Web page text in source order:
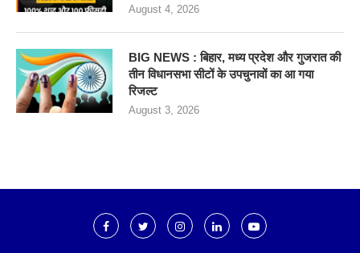
August 4, 2026
BIG NEWS : बिहार, मध्य प्रदेश और गुजरात की
तीन विधानसभा सीटों के उपचुनावों का आ गया
रिजल्ट
August 3, 2026